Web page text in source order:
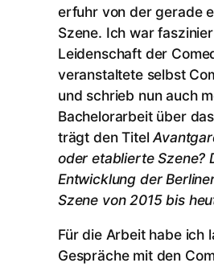
erfuhr von der gerade
Szene. Ich war
Leidenschaft der
veranstaltete selbst
und schrieb nun auch
Bachelorarbeit über
trägt den Titel
oder etablierte Szene?
Entwicklung der
Szene von 2015 bis
Für die Arbeit habe ich
Gespräche mit den